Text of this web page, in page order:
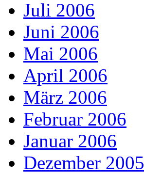
Juli 2006
Juni 2006
Mai 2006
April 2006
März 2006
Februar 2006
Januar 2006
Dezember 2005